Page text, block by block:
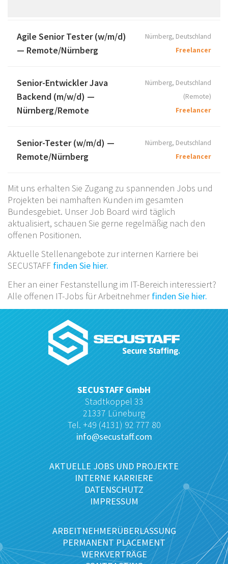
Agile Senior Tester (w/m/d)
— Remote/Nürnberg
Nürnberg, Deutschland
Freelancer
Senior-Entwickler Java
Backend (m/w/d) —
Nürnberg/Remote
Nürnberg, Deutschland
(Remote)
Freelancer
Senior-Tester (w/m/d) —
Remote/Nürnberg
Nürnberg, Deutschland
Freelancer
Mit uns erhalten Sie Zugang zu spannenden Jobs und
Projekten bei namhaften Kunden im gesamten
Bundesgebiet. Unser Job Board wird täglich
aktualisiert, schauen Sie gerne regelmäßig nach den
offenen Positionen.
Aktuelle Stellenangebote zur internen Karriere bei
SECUSTAFF finden Sie hier.
Eher an einer Festanstellung im IT-Bereich interessiert?
Alle offenen IT-Jobs für Arbeitnehmerfinden Sie hier.
SECUSTAFF GmbH
Stadtkoppel 33
21337 Lüneburg
Tel. +49 (4131) 92 777 80
info@secustaff.com
AKTUELLE JOBS UND PROJEKTE
INTERNE KARRIERE
DATENSCHUTZ
IMPRESSUM
ARBEITNEHMERÜBERLASSUNG
PERMANENT PLACEMENT
WERKVERTRÄGE